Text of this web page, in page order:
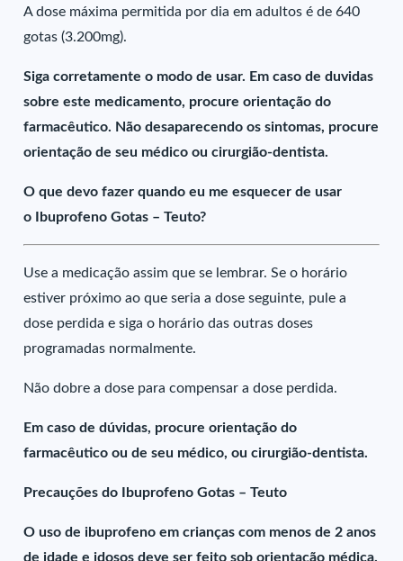
A dose máxima permitida por dia em adultos é de 640
gotas (3.200mg).
Siga corretamente o modo de usar. Em caso de duvidas
sobre este medicamento, procure orientação do
farmacêutico. Não desaparecendo os sintomas, procure
orientação de seu médico ou cirurgião-dentista.
O que devo fazer quando eu me esquecer de usar
o Ibuprofeno Gotas – Teuto?
Use a medicação assim que se lembrar. Se o horário
estiver próximo ao que seria a dose seguinte, pule a
dose perdida e siga o horário das outras doses
programadas normalmente.
Não dobre a dose para compensar a dose perdida.
Em caso de dúvidas, procure orientação do
farmacêutico ou de seu médico, ou cirurgião-dentista.
Precauções do Ibuprofeno Gotas – Teuto
O uso de ibuprofeno em crianças com menos de 2 anos
de idade e idosos deve ser feito sob orientação médica.